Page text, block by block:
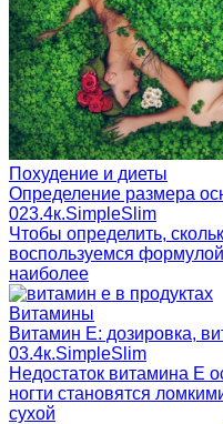
Похудение и диеты
Определение размера
023.4к.SimpleSlim
Чтобы определить,
воспользуемся
наиболее
Витамины
Витамин Е: дозировка,
03.4к.SimpleSlim
Недостаток витамина Е
ногти становятся
сухой